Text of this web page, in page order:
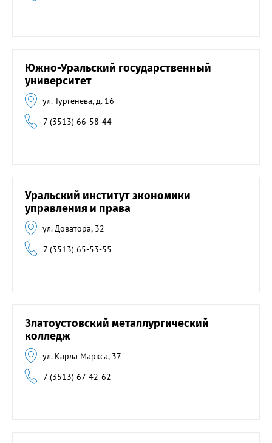
Южно-Уральский государственный
университет
ул. Тургенева, д. 16
7 (3513) 66-58-44
Уральский институт экономики
управления и права
ул. Доватора, 32
7 (3513) 65-53-55
Златоустовский металлургический
колледж
ул. Карла Маркса, 37
7 (3513) 67-42-62